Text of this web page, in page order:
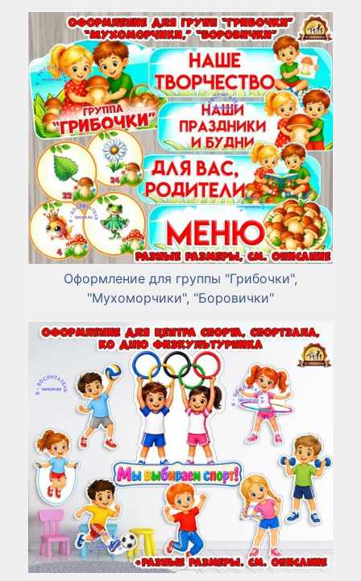
Оформление для группы "Грибочки",
"Мухоморчики", "Боровички"